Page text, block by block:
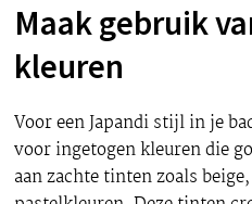
Maak gebruik
kleuren
Voor een Japandi stijl in je
voor ingetogen kleuren die
aan zachte tinten zoals